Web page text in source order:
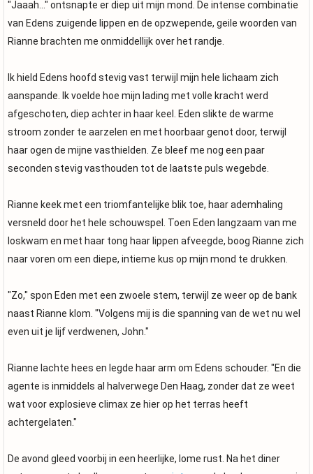
"Jaaah..." ontsnapte er diep uit mijn mond. De intense combinatie
van Edens zuigende lippen en de opzwepende, geile woorden van
Rianne brachten me onmiddellijk over het randje.
Ik hield Edens hoofd stevig vast terwijl mijn hele lichaam zich
aanspande. Ik voelde hoe mijn lading met volle kracht werd
afgeschoten, diep achter in haar keel. Eden slikte de warme
stroom zonder te aarzelen en met hoorbaar genot door, terwijl
haar ogen de mijne vasthielden. Ze bleef me nog een paar
seconden stevig vasthouden tot de laatste puls wegebde.
Rianne keek met een triomfantelijke blik toe, haar ademhaling
versneld door het hele schouwspel. Toen Eden langzaam van me
loskwam en met haar tong haar lippen afveegde, boog Rianne zich
naar voren om een diepe, intieme kus op mijn mond te drukken.
"Zo," spon Eden met een zwoele stem, terwijl ze weer op de bank
naast Rianne klom. "Volgens mij is die spanning van de wet nu wel
even uit je lijf verdwenen, John."
Rianne lachte hees en legde haar arm om Edens schouder. "En die
agente is inmiddels al halverwege Den Haag, zonder dat ze weet
wat voor explosieve climax ze hier op het terras heeft
achtergelaten."
De avond gleed voorbij in een heerlijke, lome rust. Na het diner